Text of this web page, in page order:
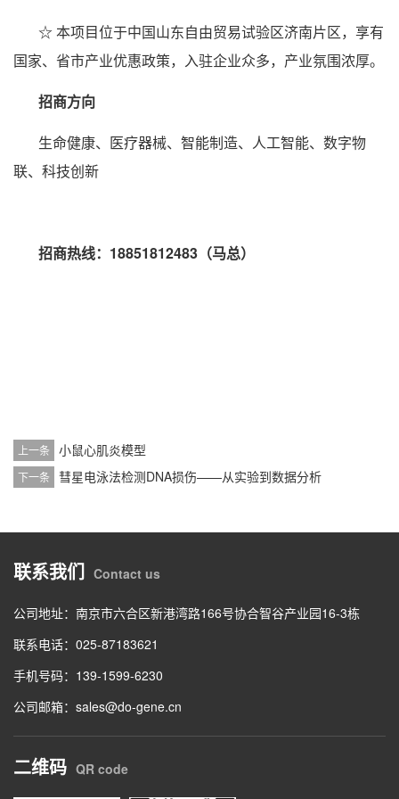
☆ 本项目位于中国山东自由贸易试验区济南片区，享有
国家、省市产业优惠政策，入驻企业众多，产业氛围浓厚。
招商方向
生命健康、医疗器械、智能制造、人工智能、数字物
联、科技创新
招商热线：18851812483（马总）
上一条 小鼠心肌炎模型
下一条 彗星电泳法检测DNA损伤——从实验到数据分析
联系我们 Contact us
公司地址：南京市六合区新港湾路166号协合智谷产业园16-3栋
联系电话：025-87183621
手机号码：139-1599-6230
公司邮箱：sales@do-gene.cn
二维码 QR code